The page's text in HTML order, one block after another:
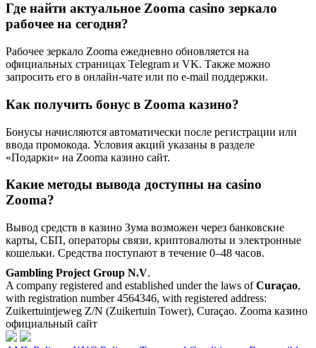
Где найти актуальное Zooma casino зеркало
рабочее на сегодня?
Рабочее зеркало Zooma ежедневно обновляется на
официальных страницах Telegram и VK. Также можно
запросить его в онлайн-чате или по e-mail поддержки.
Как получить бонус в Zooma казино?
Бонусы начисляются автоматически после регистрации или
ввода промокода. Условия акций указаны в разделе
«Подарки» на Zooma казино сайт.
Какие методы вывода доступны на casino
Zooma?
Вывод средств в казино Зума возможен через банковские
карты, СБП, операторы связи, криптовалюты и электронные
кошельки. Средства поступают в течение 0–48 часов.
Gambling Project Group N.V.
A company registered and established under the laws ofCuraçao,
with registration number 4564346, with registered address:
Zuikertuintjeweg Z/N (Zuikertuin Tower), Curaçao. Zooma казино
официальный сайт